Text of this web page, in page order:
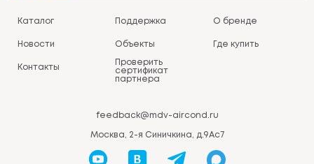
Каталог Поддержка О бренде
Новости Объекты Где купить
Контакты
Проверить
сертификат
партнера
feedback@mdv-aircond.ru
Москва, 2-я Синичкина, д.9Ас7